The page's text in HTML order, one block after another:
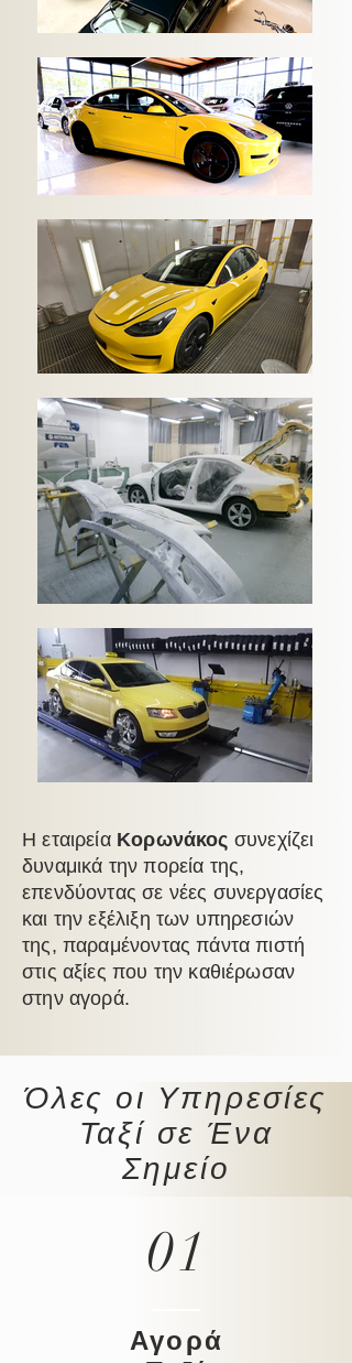
Η εταιρεία Κορωνάκος συνεχίζει
δυναμικά την πορεία της,
επενδύοντας σε νέες συνεργασίες
και την εξέλιξη των υπηρεσιών
της, παραμένοντας πάντα πιστή
στις αξίες που την καθιέρωσαν
στην αγορά.
Όλες οι Υπηρεσίες
Ταξί σε Ένα
Σημείο
01
Αγορά